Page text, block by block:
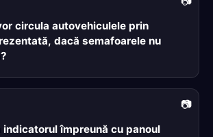
circula autovehiculele prin
dacă semafoarele nu
indicatorul împreună cu panoul